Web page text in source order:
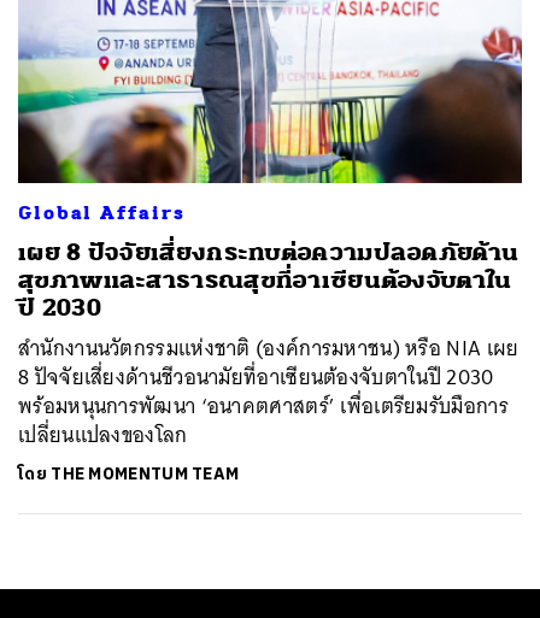
Global Affairs
เผย 8 ปัจจัยเสี่ยงกระทบต่อความปลอดภัยด้าน
สุขภาพและสาธารณสุขที่อาเซียนต้องจับตาใน
ปี 2030
สำนักงานนวัตกรรมแห่งชาติ (องค์การมหาชน) หรือ NIA เผย
8 ปัจจัยเสี่ยงด้านชีวอนามัยที่อาเซียนต้องจับตาในปี 2030
พร้อมหนุนการพัฒนา ‘อนาคตศาสตร์’ เพื่อเตรียมรับมือการ
เปลี่ยนแปลงของโลก
โดย THE MOMENTUM TEAM
ค้นหา
SHARE TWEET LINE EMAIL